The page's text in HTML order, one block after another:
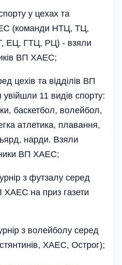
у цехах та
(команди НТЦ, ТЦ,
ЕЦ, ГТЦ, РЦ) - взяли
ВП ХАЕС;
цехів та відділів ВП
11 видів спорту:
баскетбол, волейбол,
атлетика, плавання,
нарди. Взяли
ВП ХАЕС;
з футзалу серед
ХАЕС на приз газети
з волейболу серед
ХАЕС, Острог);